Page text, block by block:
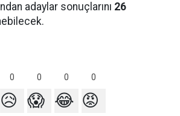
adaylar sonuçlarını 26
0 0 0 0
😥 😱 😂 😡